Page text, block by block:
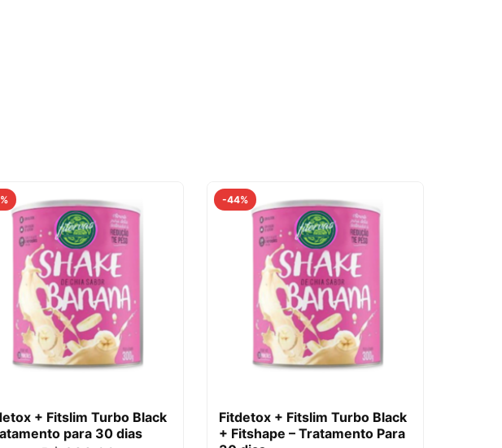
+ Fitslim Turbo Black
para 30 dias
-44%
Fitdetox + Fitslim Turbo Black
+ Fitshape – Tratamento Para